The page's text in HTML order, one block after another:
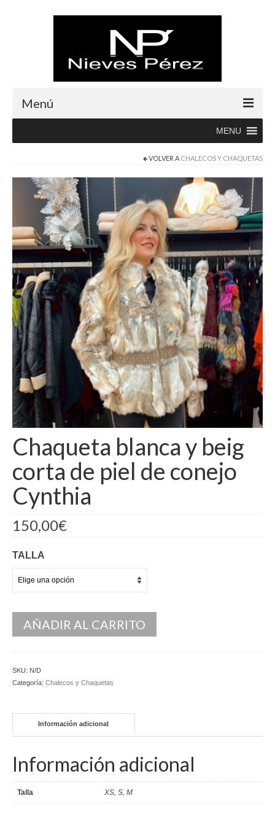
Menú
Boutique
Abrigos
Albornoces
Blusas
Camisas
Camisetas
Capas
Cazadoras
Chalecos y Chaquetas
Chandals
Chaquetones
Conjuntos
Corpiños
Monos
Pantalones y Shorts
Ponchos
Vestidos Midi
Vestidos Cortos
Tops
Trajes
Ceremonias
MENU
VOLVER A CHALECOS Y CHAQUETAS
Chaqueta blanca y beig
corta de piel de conejo
Cynthia
150,00€
TALLA
AÑADIR AL CARRITO
SKU: N/D
Categoría: Chalecos y Chaquetas
Información adicional
Información adicional
Talla XS, S, M